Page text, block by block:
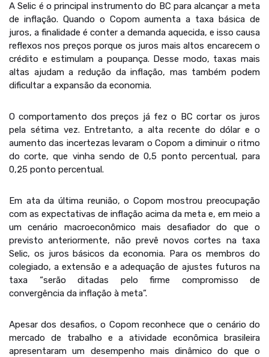
A Selic é o principal instrumento do BC para alcançar a meta
de inflação. Quando o Copom aumenta a taxa básica de
juros, a finalidade é conter a demanda aquecida, e isso causa
reflexos nos preços porque os juros mais altos encarecem o
crédito e estimulam a poupança. Desse modo, taxas mais
altas ajudam a redução da inflação, mas também podem
dificultar a expansão da economia.
O comportamento dos preços já fez o BC cortar os juros
pela sétima vez. Entretanto, a alta recente do dólar e o
aumento das incertezas levaram o Copom a diminuir o ritmo
do corte, que vinha sendo de 0,5 ponto percentual, para
0,25 ponto percentual.
Em ata da última reunião, o Copom mostrou preocupação
com as expectativas de inflação acima da meta e, em meio a
um cenário macroeconômico mais desafiador do que o
previsto anteriormente, não prevê novos cortes na taxa
Selic, os juros básicos da economia. Para os membros do
colegiado, a extensão e a adequação de ajustes futuros na
taxa “serão ditadas pelo firme compromisso de
convergência da inflação à meta”.
Apesar dos desafios, o Copom reconhece que o cenário do
mercado de trabalho e a atividade econômica brasileira
apresentaram um desempenho mais dinâmico do que o